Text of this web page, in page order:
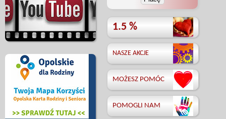
1.5 %
NASZE AKCJE
MOŻESZ POMÓC
POMOGLI NAM